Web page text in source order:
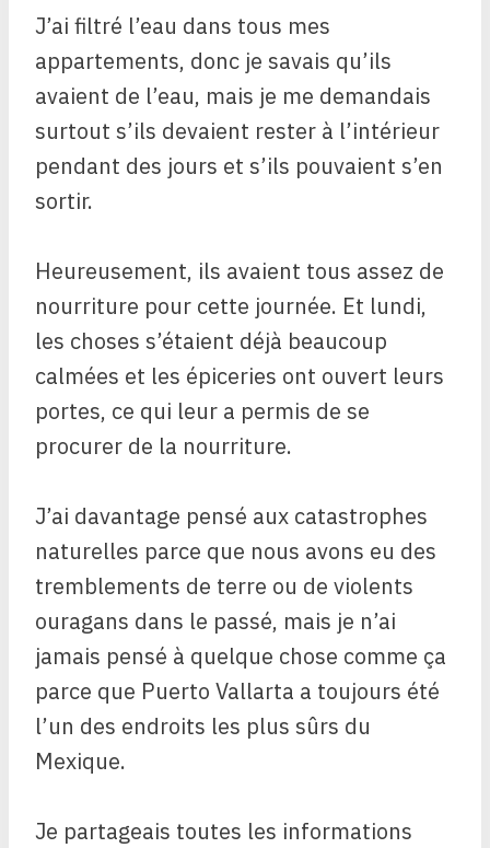
J’ai filtré l’eau dans tous mes
appartements, donc je savais qu’ils
avaient de l’eau, mais je me demandais
surtout s’ils devaient rester à l’intérieur
pendant des jours et s’ils pouvaient s’en
sortir.
Heureusement, ils avaient tous assez de
nourriture pour cette journée. Et lundi,
les choses s’étaient déjà beaucoup
calmées et les épiceries ont ouvert leurs
portes, ce qui leur a permis de se
procurer de la nourriture.
J’ai davantage pensé aux catastrophes
naturelles parce que nous avons eu des
tremblements de terre ou de violents
ouragans dans le passé, mais je n’ai
jamais pensé à quelque chose comme ça
parce que Puerto Vallarta a toujours été
l’un des endroits les plus sûrs du
Mexique.
Je partageais toutes les informations